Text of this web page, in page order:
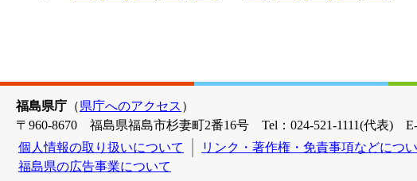
福島県庁 （県庁へのアクセス ）
〒960-8670 福島県福島市杉妻町2番16号 Tel：024-521-1111(代表) E-
個人情報の取り扱いについて
リンク・著作権・免責事項などにつ
福島県の広告事業について